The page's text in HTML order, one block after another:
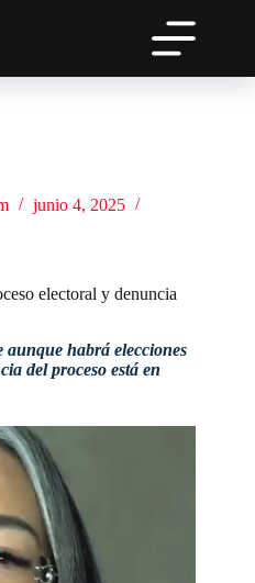
junio 4, 2025
electoral y denuncia
aunque habrá elecciones
del proceso está en